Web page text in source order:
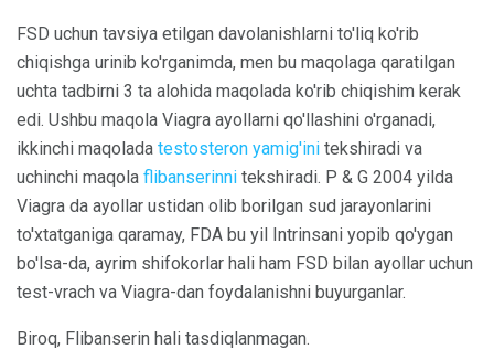
FSD uchun tavsiya etilgan davolanishlarni to'liq ko'rib
chiqishga urinib ko'rganimda, men bu maqolaga qaratilgan
uchta tadbirni 3 ta alohida maqolada ko'rib chiqishim kerak
edi. Ushbu maqola Viagra ayollarni qo'llashini o'rganadi,
ikkinchi maqolada testosteron yamig'ini tekshiradi va
uchinchi maqola flibanserinni tekshiradi. P & G 2004 yilda
Viagra da ayollar ustidan olib borilgan sud jarayonlarini
to'xtatganiga qaramay, FDA bu yil Intrinsani yopib qo'ygan
bo'lsa-da, ayrim shifokorlar hali ham FSD bilan ayollar uchun
test-vrach va Viagra-dan foydalanishni buyurganlar.
Biroq, Flibanserin hali tasdiqlanmagan.